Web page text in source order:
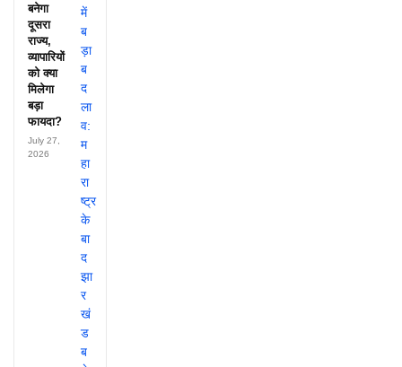
बनेगा
दूसरा
राज्य,
व्यापारियों
को क्या
मिलेगा
बड़ा
फायदा?
July 27,
2026